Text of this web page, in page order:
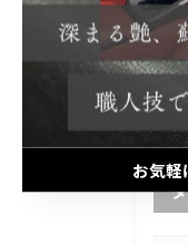
お気
お気軽